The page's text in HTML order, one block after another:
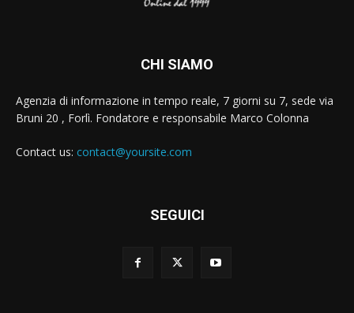
CHI SIAMO
Agenzia di informazione in tempo reale, 7 giorni su 7, sede via
Bruni 20 , Forlì. Fondatore e responsabile Marco Colonna
Contact us: contact@yoursite.com
SEGUICI